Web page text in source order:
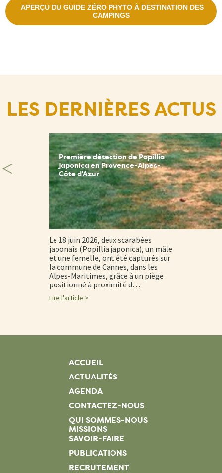
APERÇU DU GUIDE ZÉRO PHYTO À DESTINATION DES
CAMPINGS
LES DERNIÈRES ACTUS
Première détection de Popillia
japonica en Provence-Alpes-
Côte d'Azur
Le 18 juin 2026, deux scarabées
japonais (Popillia japonica), un mâle
et une femelle, ont été capturés sur
la commune de Cannes, dans les
Alpes-Maritimes, grâce à un piège
positionné à proximité d…
Lire l'article >
ACCUEIL
ACTUALITÉS
AGENDA
CONTACTEZ-NOUS
QUI SOMMES-NOUS
MISSIONS
SAVOIR-FAIRE
PUBLICATIONS
RECRUTEMENT